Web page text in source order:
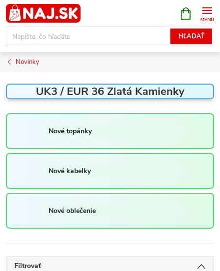
Prejsť
na
obsah
HĽADAŤ
KOŠÍK
Novinky
UK3 / EUR 36 Zlatá Kamienky
Nové topánky
Nové kabelky
Nové oblečenie
Filtrovať